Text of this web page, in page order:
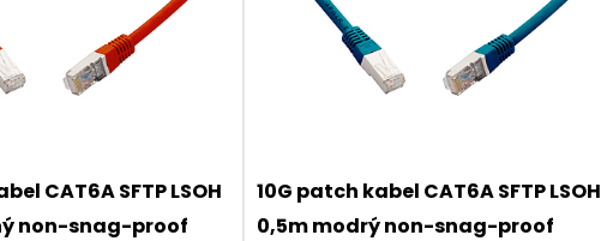
CAT6A SFTP LSOH
non-snag-proof
10G patch kabel CAT6A SFTP LSOH
0,5m modrý non-snag-proof